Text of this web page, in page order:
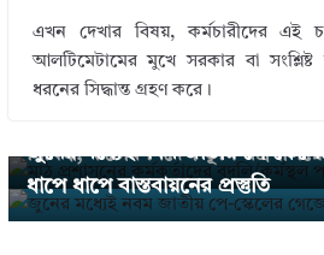
এখন দেখার বিষয়, কর্মচারীদের
আলটিমেটামের মুখে সরকার বা
ধরনের সিদ্ধান্ত গ্রহণ করে।
← Previous
নিষিদ্ধ, কঠোর নির্দেশ ভূমি
জুনের মধ্যেই নবম জাতীয় পে-
ধাপে ধাপে বাস্তবায়নের প্রস্তুতি